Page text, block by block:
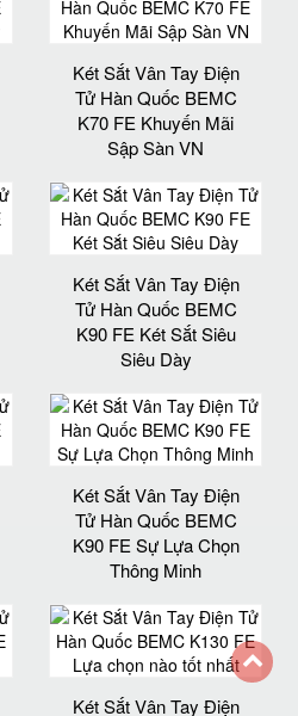
Két Sắt Vân Tay Điện
Tử Hàn Quốc BEMC
K70 FE Khuyến Mãi
Sập Sàn VN
Két Sắt Vân Tay Điện
Tử Hàn Quốc BEMC
K90 FE Két Sắt Siêu
Siêu Dày
Két Sắt Vân Tay Điện
Tử Hàn Quốc BEMC
K90 FE Sự Lựa Chọn
Thông Minh
Két Sắt Vân Tay Điệnback